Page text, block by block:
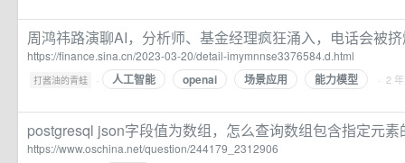
周鸿祎路演聊AI，分析师、基金经理疯狂涌入，电话会被
https://finance.sina.cn/2023-03-20/detail-imymnnse3376584.d.html
打酱油的青蛙 · 人工智能 openai 场景应用 能力模型 · 2
postgresql json字段值为数组，怎么查询数组包含指定元素
https://www.oschina.net/question/244179_2312906